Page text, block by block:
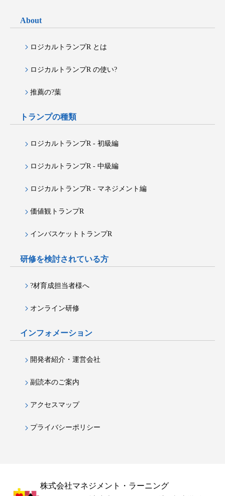
About
ロジカルトランプR とは
ロジカルトランプR の使い?
推薦の?葉
トランプの種類
ロジカルトランプR - 初級編
ロジカルトランプR - 中級編
ロジカルトランプR - マネジメント編
価値観トランプR
インバスケットトランプR
研修を検討されている方
?材育成担当者様へ
オンライン研修
インフォメーション
開発者紹介・運営会社
副読本のご案内
アクセスマップ
プライバシーポリシー
株式会社マネジメント・ラーニング